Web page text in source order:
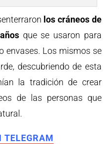
los cráneos de
que se usaron para
envases. Los mismos se
descubriendo de esta
la tradición de crear
de las personas que
TELEGRAM